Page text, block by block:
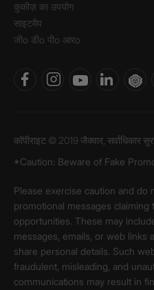
कुकीज़ का उपयोग
साइटमैप
जीo डीo पीo आरo
कॉपीराइट © 2019 जैक्वार, सर्वाधिकार
*Caution: Beware of Fake
Please exercise caution and do
promotional messages claiming
opportunities. These may
messages, emails, or web links
share personal details. Such
fraudulent, misleading, and
communications may result in